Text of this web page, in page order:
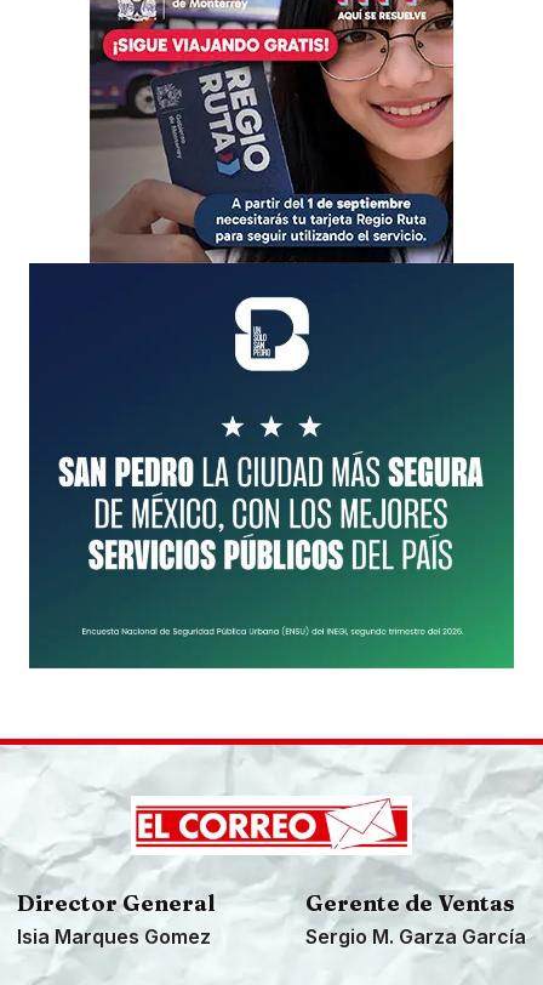
Director General
Isia Marques Gomez
Gerente de Ventas
Sergio M. Garza García